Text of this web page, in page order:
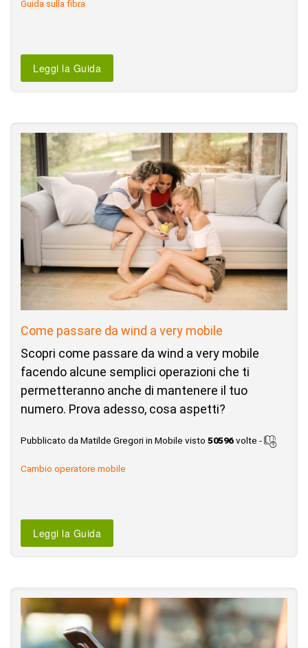
Guida sulla fibra
Leggi la Guida
Come passare da wind a very mobile
Scopri come passare da wind a very mobile
facendo alcune semplici operazioni che ti
permetteranno anche di mantenere il tuo
numero. Prova adesso, cosa aspetti?
Pubblicato da Matilde Gregori in Mobile visto 50596volte -
Cambio operatore mobile
Leggi la Guida